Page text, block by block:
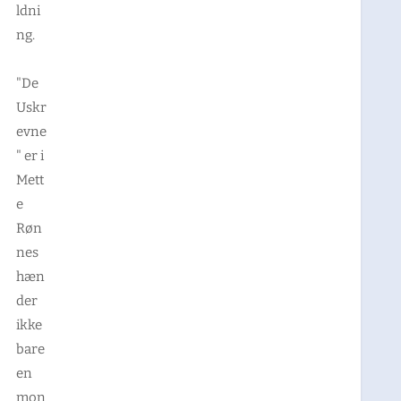
ldni
ng.
"De
Uskr
evne
" er i
Mett
e
Røn
nes
hæn
der
ikke
bare
en
mon